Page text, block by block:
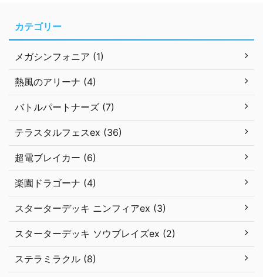
カテゴリー
メガシンフォニア (1)
熱風のアリーナ (4)
バトルパートナーズ (7)
テラスタルフェスex (36)
超電ブレイカー (6)
楽園ドラゴーナ (4)
スターターデッキ ニンフィアex (3)
スターターデッキ ソウブレイズex (2)
ステラミラクル (8)